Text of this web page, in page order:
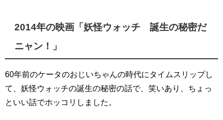
2014年の映画「妖怪ウォッチ 誕生の秘密だ
ニャン！」
60年前のケータのおじいちゃんの時代にタイムスリップし
て、妖怪ウォッチの誕生の秘密の話で、笑いあり、ちょっ
といい話でホッコリしました。